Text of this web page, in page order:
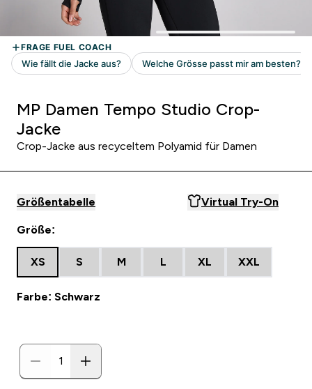
MP Damen Tempo Studio Crop-
Jacke
Crop-Jacke aus recyceltem Polyamid für Damen
Größentabelle Virtual Try-On
Größe:
XS S M L XL XXL
Farbe: Schwarz